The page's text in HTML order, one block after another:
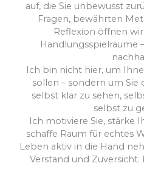
auf, die Sie unbewusst
Fragen, bewährten
Reflexion öffnen
Handlungsspielräume
Ich bin nicht hier, um
sollen – sondern um Sie
selbst klar zu sehen,
selbst zu
Ich motiviere Sie, stärke
schaffe Raum für echtes
Leben aktiv in die Hand
Verstand und